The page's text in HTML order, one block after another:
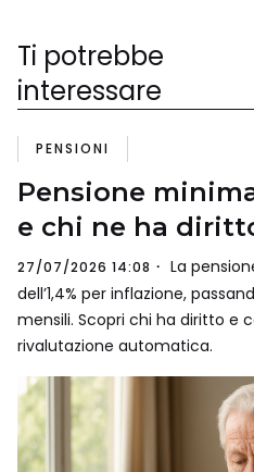
Ti potrebbe
interessare
PENSIONI
Pensione
e chi ne ha
27/07/2026 14:08
La
dell’1,4% per inflazione,
mensili. Scopri chi ha diritto e
rivalutazione automatica.